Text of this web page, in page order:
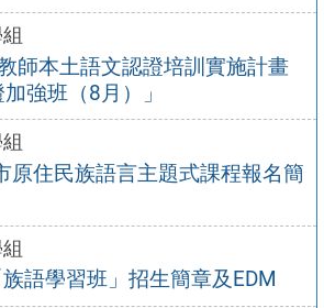
師本土語文認證培訓實施計畫
強班（8月）」
原住民族語言主題式課程報名簡
語學習班」招生簡章及EDM